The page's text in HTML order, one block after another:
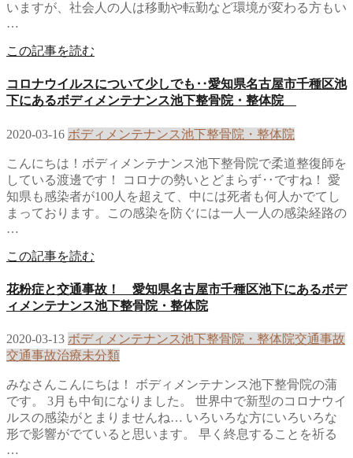
いますが、社会人の人は移動や転勤など環境が変わる方もい
…
この記事を読む
コロナウイルスについて少しでも‥愛知県名古屋市千種区池
下にあるボディメンテナンス池下整骨院・整体院
2020-03-16 ボディメンテナンス池下整骨院・整体院
こんにちは！ボディメンテナンス池下整骨院で柔道整復師を
している渡邊です！ コロナの勢いとどまらず‥ですね！ 愛
知県も感染者が100人を超えて、中には死者も何人かでてし
まっております。この感染を防ぐには一人一人の感染経路の
…
この記事を読む
花粉症と交通事故！ 愛知県名古屋市千種区池下にあるボデ
ィメンテナンス池下整骨院・整体院
2020-03-13 ボディメンテナンス池下整骨院・整体院交通事故
交通事故治療未分類
みなさんこんにちは！ ボディメンテナンス池下整骨院の蒲
です。 3月も中旬になりました。 世界中で新型のコロナウイ
ルスの感染がとまりませんね… いろいろな方にいろいろな
形で影響がでていると思います。 早く終息することを祈る
…